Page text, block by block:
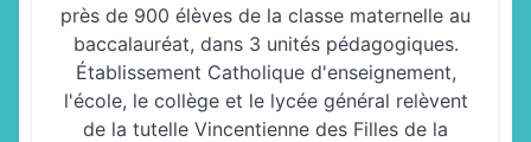
près de 900 élèves de la classe maternelle au
baccalauréat, dans 3 unités pédagogiques.
Établissement Catholique d'enseignement,
l'école, le collège et le lycée général relèvent
de la tutelle Vincentienne des Filles de la